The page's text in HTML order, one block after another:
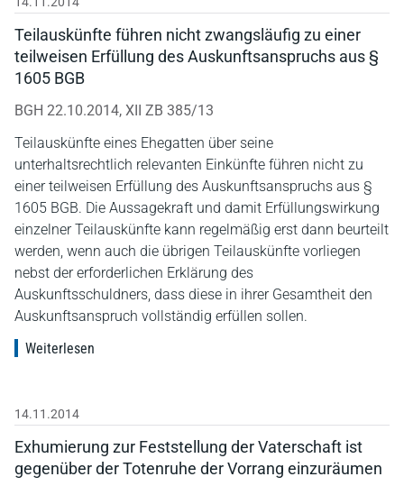
Teilauskünfte führen nicht zwangsläufig zu einer
teilweisen Erfüllung des Auskunftsanspruchs aus §
1605 BGB
BGH 22.10.2014, XII ZB 385/13
Teilauskünfte eines Ehegatten über seine
unterhaltsrechtlich relevanten Einkünfte führen nicht zu
einer teilweisen Erfüllung des Auskunftsanspruchs aus §
1605 BGB. Die Aussagekraft und damit Erfüllungswirkung
einzelner Teilauskünfte kann regelmäßig erst dann beurteilt
werden, wenn auch die übrigen Teilauskünfte vorliegen
nebst der erforderlichen Erklärung des
Auskunftsschuldners, dass diese in ihrer Gesamtheit den
Auskunftsanspruch vollständig erfüllen sollen.
Weiterlesen
14.11.2014
Exhumierung zur Feststellung der Vaterschaft ist
gegenüber der Totenruhe der Vorrang einzuräumen